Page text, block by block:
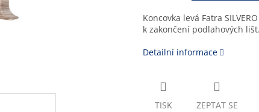
Koncovka levá Fatra
k zakončení podlahových lišt.
Detailní informace
TISK ZEPTAT SE